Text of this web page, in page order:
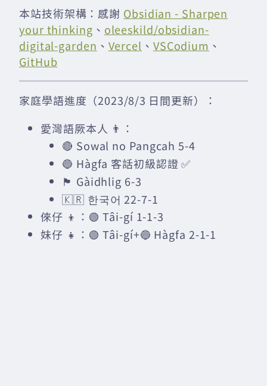
本站技術架構：感謝 Obsidian - Sharpen
your thinking 、 oleeskild/obsidian-
digital-garden 、 Vercel 、 VSCodium 、
GitHub
家庭學語進度（2023/8/3 日間更新）：
愛灣語厥本人 👨：
🔴 Sowal no Pangcah 5-4
🔵 Hàgfa 客話初級認證 ✅
🏴󠁧󠁢󠁳󠁣󠁴󠁿 Gàidhlig 6-3
🇰🇷 한국어 22-7-1
倈仔 👦：🟢 Tâi-gí 1-1-3
妹仔 👧：🟢 Tâi-gí+🔵 Hàgfa 2-1-1